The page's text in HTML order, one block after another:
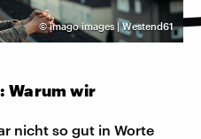
©imago images | Westend61
Warum wir
nicht so gut in Worte